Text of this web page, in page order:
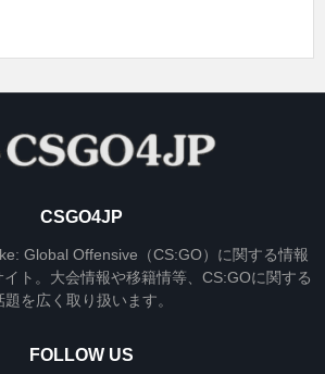
CSGO4JP
Global Offensive（CS:GO）に関する情報
ト。大会情報や移籍情等、CS:GOに関する
題を広く取り扱います。
FOLLOW US